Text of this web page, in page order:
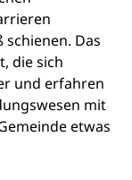
Das
die sich
und erfahren
mit
etwas